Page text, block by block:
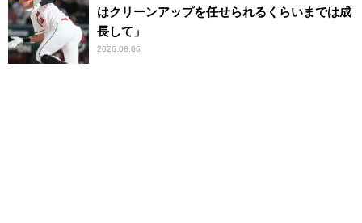
はクリーンアップを任せられるくらいまでは成
長して」
2026.08.06